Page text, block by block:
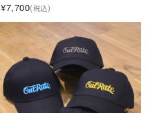
¥7,700(税込)